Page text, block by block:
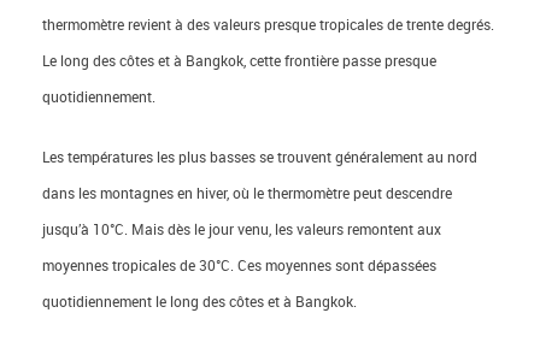
thermomètre revient à des valeurs presque tropicales de trente degrés.
Le long des côtes et à Bangkok, cette frontière passe presque
quotidiennement.
Les températures les plus basses se trouvent généralement au nord
dans les montagnes en hiver, où le thermomètre peut descendre
jusqu’à 10°C. Mais dès le jour venu, les valeurs remontent aux
moyennes tropicales de 30°C. Ces moyennes sont dépassées
quotidiennement le long des côtes et à Bangkok.